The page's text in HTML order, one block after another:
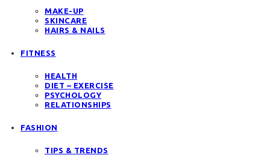
MAKE-UP
SKINCARE
HAIRS & NAILS
FITNESS
HEALTH
DIET – EXERCISE
PSYCHOLOGY
RELATIONSHIPS
FASHION
TIPS & TRENDS